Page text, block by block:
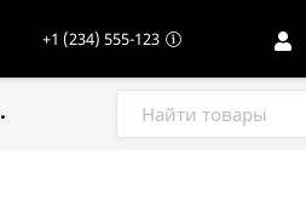
+1 (234) 555-123